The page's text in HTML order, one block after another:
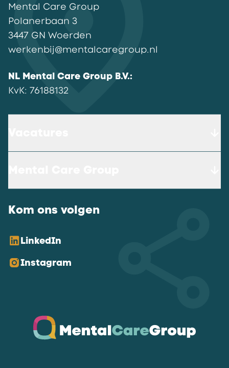
Mental Care Group
Polanerbaan 3
3447 GN Woerden
werkenbij@mentalcaregroup.nl
NL Mental Care Group B.V.:
KvK: 76188132
Kom ons volgen
LinkedIn
Instagram